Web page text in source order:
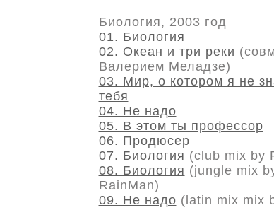
Биология, 2003 год
01. Биология
02. Океан и три реки
Валерием Меладзе)
03. Мир, о котором я не
тебя
04. Не надо
05. В этом ты профессор
06. Продюсер
07. Биология (club mix by
08. Биология (jungle mix
RainMan)
09. Не надо (latin mix mix